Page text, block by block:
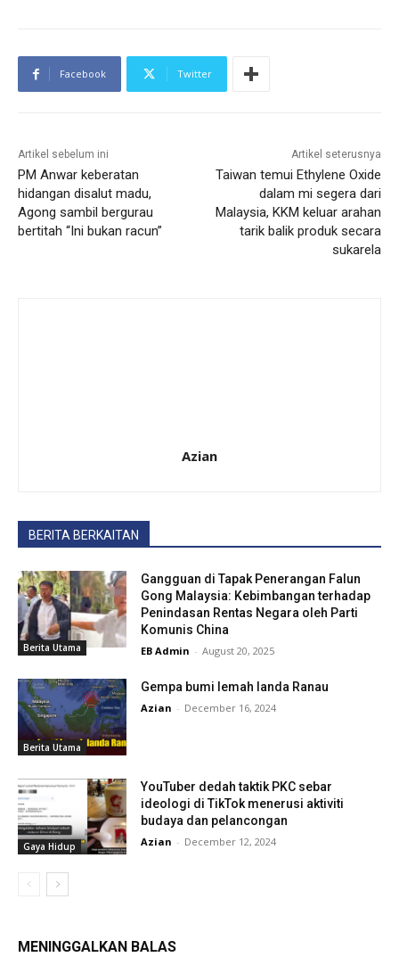
Facebook Twitter
Artikel sebelum ini
PM Anwar keberatan
hidangan disalut madu,
Agong sambil bergurau
bertitah “Ini bukan racun”
Artikel seterusnya
Taiwan temui Ethylene Oxide
dalam mi segera dari
Malaysia, KKM keluar arahan
tarik balik produk secara
sukarela
Azian
BERITA BERKAITAN
Berita Utama
Gangguan di Tapak Penerangan Falun
Gong Malaysia: Kebimbangan terhadap
Penindasan Rentas Negara oleh Parti
Komunis China
EB Admin - August 20, 2025
Berita Utama
Gempa bumi lemah landa Ranau
Azian - December 16, 2024
Gaya Hidup
YouTuber dedah taktik PKC sebar
ideologi di TikTok menerusi aktiviti
budaya dan pelancongan
Azian - December 12, 2024
MENINGGALKAN BALAS